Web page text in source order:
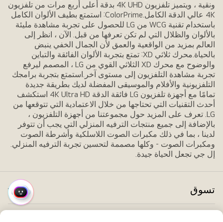
ونقية ، ويتميز تلفزيون 4K UHD بدقة أعلى أربع مرات من تلفزيون
4K عالي الدقة الكامل.ColorPrime: استمتع بطيف الألوان الكامل
باستخدام تقنية WCG من LG للحصول على تجربة مشاهدة مليئة
بالألوان والظلال التي لم تكن تعرفها من قبل. الآن ، انظر إلى
العالم بمزيد من الواقعية والعمق لأن الجمال الخفي ينبض
بالحياة.محرك ثلاثي XD: تمتع بتجربة الألوان الفائقة والتباين
والوضوح مع محرك XD الثلاثي القوي من LG ، المصمم ليرفع
تجربة مشاهدة التلفزيون إلى مستوى آخر.استمتع بتجربة برامجك
التلفزيونية والأفلام والموسيقى المفضلة لديك بطريقة جديدة
تمامًا مع أجهزة تلفزيون LG فائقة الدقة 4K Ultra HD استكشف
أحدث التقنيات التي تحتاجها من خلال الاعتمادية التي تتوقعها من
LG. تعرف على المزيد حول مجموعتنا من أجهزة التلفزيون ،
بالإضافة إلى جميع منتجات الترفيه المنزلي التي يجب أن تتوفر
لدينا ، بما في ذلك مكبرات الصوت اللاسلكية وأشرطة الصوت
ومكبرات الصوت - وكلها مصممة لتحسين تجربة الترفيه المنزلي.
إل جي تجعل الحياة جيدة.
تسوق
قائمة
سريعة